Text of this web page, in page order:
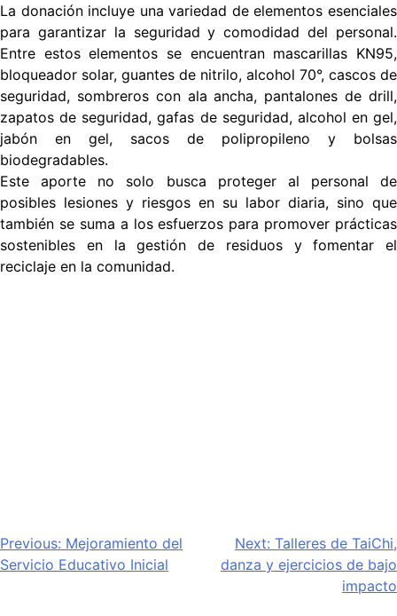
La donación incluye una variedad de elementos esenciales
para garantizar la seguridad y comodidad del personal.
Entre estos elementos se encuentran mascarillas KN95,
bloqueador solar, guantes de nitrilo, alcohol 70°, cascos de
seguridad, sombreros con ala ancha, pantalones de drill,
zapatos de seguridad, gafas de seguridad, alcohol en gel,
jabón en gel, sacos de polipropileno y bolsas
biodegradables.
Este aporte no solo busca proteger al personal de
posibles lesiones y riesgos en su labor diaria, sino que
también se suma a los esfuerzos para promover prácticas
sostenibles en la gestión de residuos y fomentar el
reciclaje en la comunidad.
Navegación
de
Previous: Mejoramiento del
Servicio Educativo Inicial
Next: Talleres de TaiChi,
danza y ejercicios de bajo
impacto